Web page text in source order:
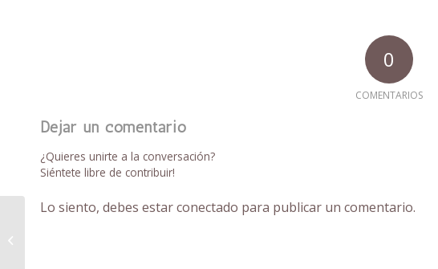
0
COMENTARIOS
Dejar un comentario
¿Quieres unirte a la conversación?
Siéntete libre de contribuir!
Lo siento, debes estarconectado para publicar un comentario.